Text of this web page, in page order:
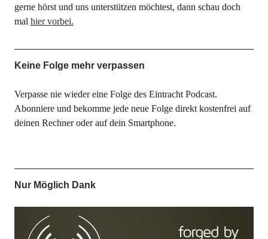
gerne hörst und uns unterstützen möchtest, dann schau doch
mal hier vorbei.
Keine Folge mehr verpassen
Verpasse nie wieder eine Folge des Eintracht Podcast.
Abonniere und bekomme jede neue Folge direkt kostenfrei auf
deinen Rechner oder auf dein Smartphone.
Nur Möglich Dank